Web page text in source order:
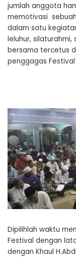
jumlah anggota
memotivasi
dalam satu
leluhur,
bersama tercetus
penggagas Festival
Dipilihlah waktu
Festival dengan
dengan Khaul